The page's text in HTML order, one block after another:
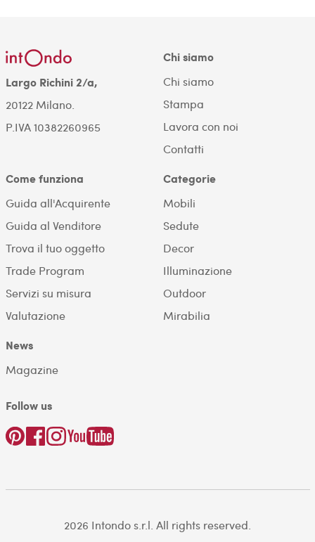
Largo Richini 2/a,
20122 Milano.
P.IVA 10382260965
Chi siamo
Chi siamo
Stampa
Lavora con noi
Contatti
Come funziona
Guida all'Acquirente
Guida al Venditore
Trova il tuo oggetto
Trade Program
Servizi su misura
Valutazione
Categorie
Mobili
Sedute
Decor
Illuminazione
Outdoor
Mirabilia
News
Magazine
Follow us
2026 Intondo s.r.l. All rights reserved.